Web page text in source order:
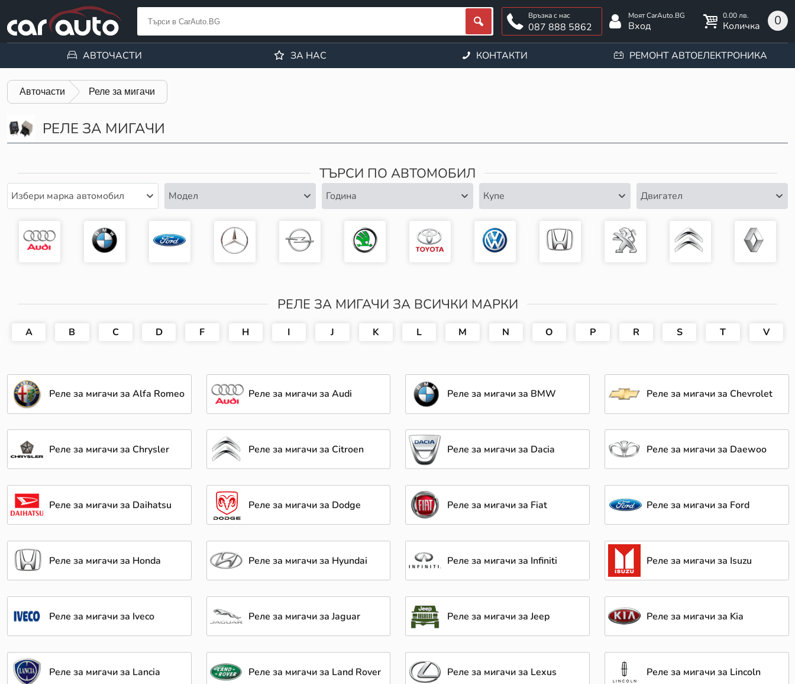
087 888 5862 Вход
0.00 лв. 0
Количка
АВТОЧАСТИ ЗА НАС КОНТАКТИ РЕМОНТ АВТОЕЛЕКТРОНИКА
Авточасти Реле за мигачи
РЕЛЕ ЗА МИГАЧИ
ТЪРСИ ПО АВТОМОБИЛ
Избери марка автомобил Модел Година Купе Двигател
РЕЛЕ ЗА МИГАЧИ ЗА ВСИЧКИ МАРКИ
A B C D F H I J K L M N O P R S T V
Реле за мигачи за Alfa Romeo Реле за мигачи за Audi Реле за мигачи за BMW Реле за мигачи за Chevrolet
Реле за мигачи за Chrysler Реле за мигачи за Citroen Реле за мигачи за Dacia Реле за мигачи за Daewoo
Реле за мигачи за Daihatsu Реле за мигачи за Dodge Реле за мигачи за Fiat Реле за мигачи за Ford
Реле за мигачи за Honda Реле за мигачи за Hyundai Реле за мигачи за Infiniti Реле за мигачи за Isuzu
Реле за мигачи за Iveco Реле за мигачи за Jaguar Реле за мигачи за Jeep Реле за мигачи за Kia
Реле за мигачи за Lancia Реле за мигачи за Land Rover Реле за мигачи за Lexus Реле за мигачи за Lincoln